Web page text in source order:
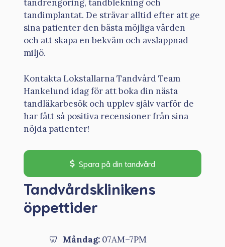
tandrengöring, tandblekning och
tandimplantat. De strävar alltid efter att ge
sina patienter den bästa möjliga vården
och att skapa en bekväm och avslappnad
miljö.
Kontakta Lokstallarna Tandvård Team
Hankelund idag för att boka din nästa
tandläkarbesök och upplev själv varför de
har fått så positiva recensioner från sina
nöjda patienter!
Spara på din tandvård
Tandvårdsklinikens
öppettider
Måndag: 07AM–7PM